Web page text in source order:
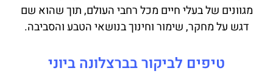
מגוונים של בעלי חיים מכל רחבי העולם, תוך שהוא שם
דגש על מחקר, שימור וחינוך בנושאי הטבע והסביבה.
טיפים לביקור בברצלונה ביוני